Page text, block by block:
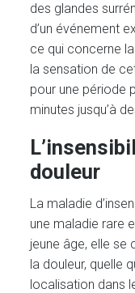
des glandes
d’un événement
ce qui concerne
la sensation de
pour une période
minutes jusqu’à
douleur
La maladie
une maladie rare
jeune âge, elle se
la douleur, quelle
localisation dans